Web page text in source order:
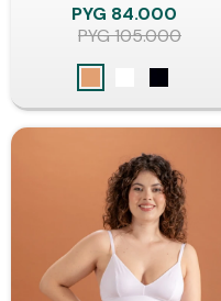
PYG 84.000
PYG105.000